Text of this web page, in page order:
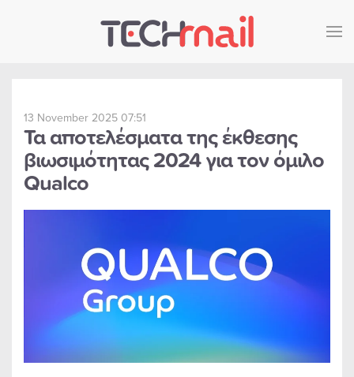
Skip to main content
13 November 2025 07:51
Τα αποτελέσματα της έκθεσης
βιωσιμότητας 2024 για τον όμιλο
Qualco